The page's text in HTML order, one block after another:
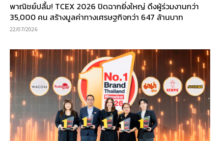
พาณิชย์ปลื้ม! TCEX 2026 ปิดฉากยิ่งใหญ่ ดึงผู้ร่วมงานกว่า
35,000 คน สร้างมูลค่าทางเศรษฐกิจกว่า 647 ล้านบาท
22/07/2026